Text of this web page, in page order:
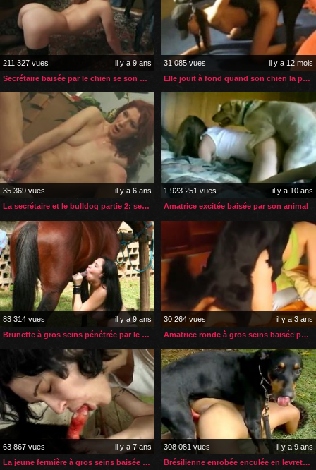
211 327 vues
il y a 9 ans
Secrétaire baisée par le chien se son patron
31 085 vues
il y a 12 mois
Elle jouit à fond quand son chien la prend en levrette
35 369 vues
il y a 6 ans
La secrétaire et le bulldog partie 2: sexe et pipe
1 923 251 vues
il y a 10 ans
Amatrice excitée baisée par son animal
83 314 vues
il y a 9 ans
Brunette à gros seins pénétrée par le sexe de son cheval
30 264 vues
il y a 3 ans
Amatrice ronde à gros seins baisée par son chien
63 867 vues
il y a 7 ans
La jeune fermière à gros seins baisée par son chien
308 081 vues
il y a 9 ans
Brésilienne enrobée enculée en levrette dans son jardin